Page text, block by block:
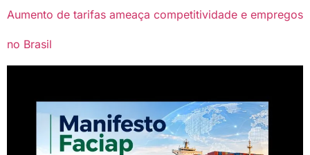
Aumento de tarifas ameaça competitividade e empregos
no Brasil